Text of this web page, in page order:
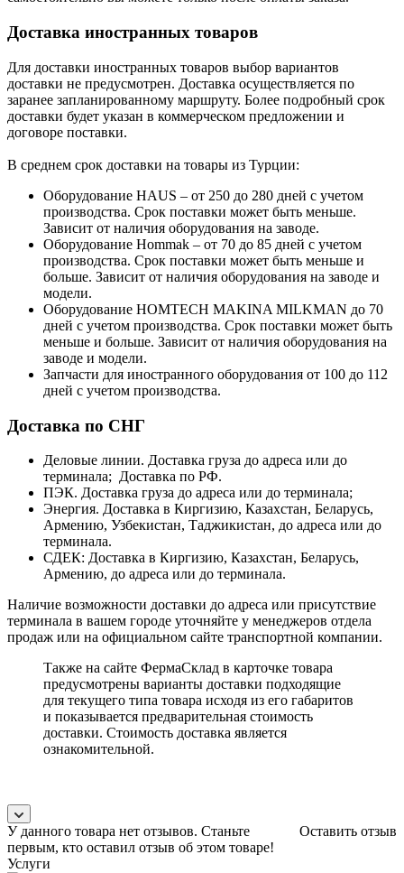
Доставка иностранных товаров
Для доставки иностранных товаров выбор вариантов
доставки не предусмотрен. Доставка осуществляется по
заранее запланированному маршруту. Более подробный срок
доставки будет указан в коммерческом предложении и
договоре поставки.
В среднем срок доставки на товары из Турции:
Оборудование HAUS – от 250 до 280 дней с учетом
производства. Срок поставки может быть меньше.
Зависит от наличия оборудования на заводе.
Оборудование Hommak – от 70 до 85 дней с учетом
производства. Срок поставки может быть меньше и
больше. Зависит от наличия оборудования на заводе и
модели.
Оборудование HOMTECH MAKINA MILKMAN до 70
дней с учетом производства. Срок поставки может быть
меньше и больше. Зависит от наличия оборудования на
заводе и модели.
Запчасти для иностранного оборудования от 100 до 112
дней с учетом производства.
Доставка по СНГ
Деловые линии. Доставка груза до адреса или до
терминала; Доставка по РФ.
ПЭК. Доставка груза до адреса или до терминала;
Энергия. Доставка в Киргизию, Казахстан, Беларусь,
Армению, Узбекистан, Таджикистан, до адреса или до
терминала.
СДЕК: Доставка в Киргизию, Казахстан, Беларусь,
Армению, до адреса или до терминала.
Наличие возможности доставки до адреса или присутствие
терминала в вашем городе уточняйте у менеджеров отдела
продаж или на официальном сайте транспортной компании.
Также на сайте ФермаСклад в карточке товара
предусмотрены варианты доставки подходящие
для текущего типа товара исходя из его габаритов
и показывается предварительная стоимость
доставки. Стоимость доставка является
ознакомительной.
Оставить отзыв
У данного товара нет отзывов. Станьте
первым, кто оставил отзыв об этом товаре!
Услуги